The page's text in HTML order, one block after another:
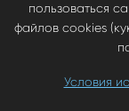
пользоваться
файлов cookies
Условия